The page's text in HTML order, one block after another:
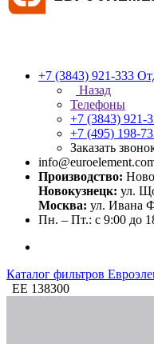
+7 (3843) 921-333
Назад
Телефоны
+7 (3843) 921-
+7 (495) 198-
Заказать
Производство:
Новокузнецк: ул.
Москва: ул. Ивана
Пн. – Пт.: с 9:00 до
Каталог фильтров
ЕЕ 138300